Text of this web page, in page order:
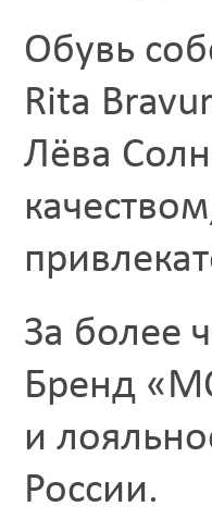
Обувь
Rita
Лёва
За более
Бренд
и
России.